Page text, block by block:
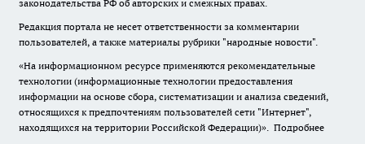
законодательства РФ об авторских и смежных правах.
Редакция портала не несет ответственности за комментарии
пользователей, а также материалы рубрики "народные новости".
«На информационном ресурсе применяются рекомендательные
технологии (информационные технологии предоставления
информации на основе сбора, систематизации и анализа сведений,
относящихся к предпочтениям пользователей сети "Интернет",
находящихся на территории Российской Федерации)». Подробнее